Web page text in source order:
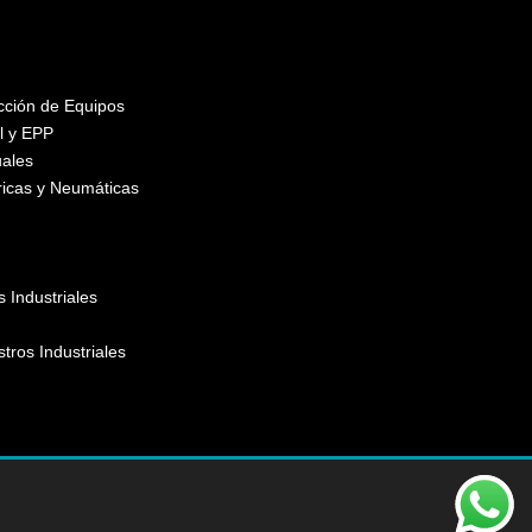
de Equipos
y EPP
y Neumáticas
Industriales
Industriales